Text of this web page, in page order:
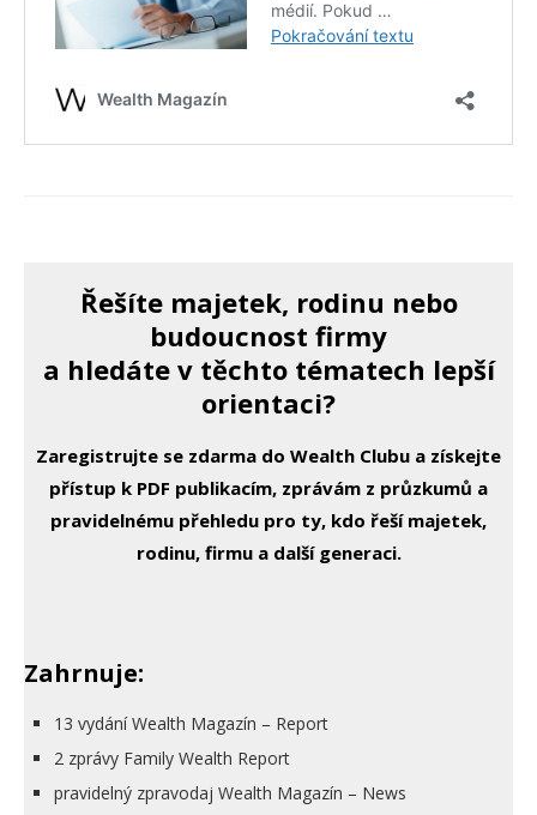
Řešíte majetek, rodinu nebo
budoucnost firmy
a hledáte v těchto tématech lepší
orientaci?
Zaregistrujte se zdarma do Wealth Clubu a získejte
přístup k PDF publikacím, zprávám z průzkumů a
pravidelnému přehledu pro ty, kdo řeší majetek,
rodinu, firmu a další generaci.
Zahrnuje:
13 vydání Wealth Magazín – Report
2 zprávy Family Wealth Report
pravidelný zpravodaj Wealth Magazín – News